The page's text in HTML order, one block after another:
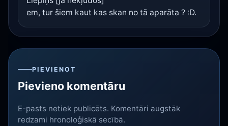
em, tur šiem kaut kas skan no tā aparāta ? :D.
PIEVIENOT
Pievieno komentāru
E-pasts netiek publicēts. Komentāri augstāk
redzami hronoloģiskā secībā.